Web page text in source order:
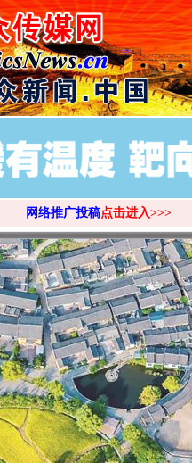
网络推广投稿点击进入>>>